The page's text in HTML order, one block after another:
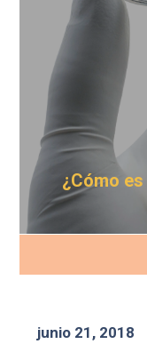
¿Cómo
junio 21, 2018